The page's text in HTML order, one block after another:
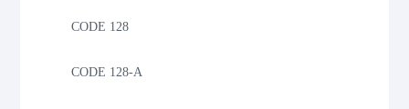
CODE 128
CODE 128-A